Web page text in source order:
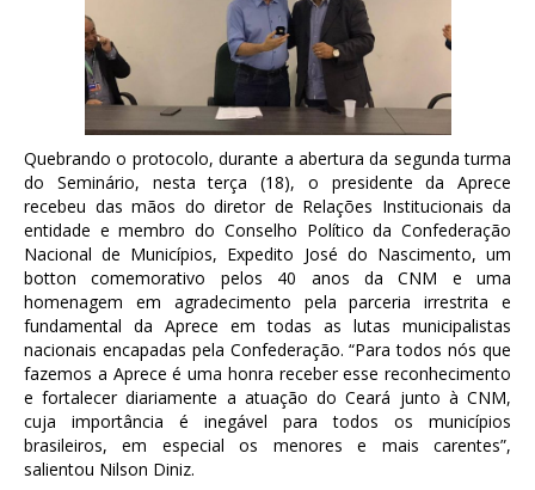
Quebrando o protocolo, durante a abertura da segunda turma
do Seminário, nestaterça (18), o presidente da Aprece
recebeu das mãos do diretor de Relações Institucionais da
entidade e membro do Conselho Político da Confederação
Nacional de Municípios, Expedito José do Nascimento, um
botton comemorativo pelos 40 anos da CNM e uma
homenagem em agradecimento pela parceria irrestrita e
fundamental da Aprece em todas as lutas municipalistas
nacionais encapadas pela Confederação. “Para todos nós que
fazemos a Aprece é uma honra receber esse reconhecimento
e fortalecer diariamente a atuação do Ceará junto à CNM,
cuja importância é inegável para todos os municípios
brasileiros, em especial os menores e mais carentes”,
salientou Nilson Diniz.